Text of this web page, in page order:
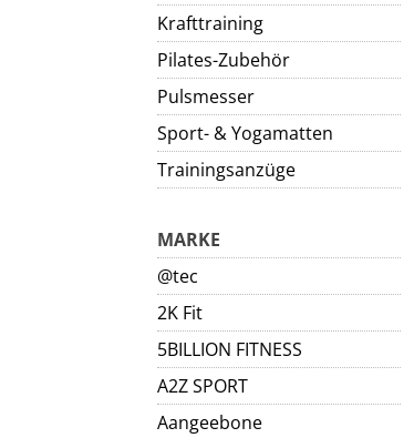
Krafttraining
Pilates-Zubehör
Pulsmesser
Sport- & Yogamatten
Trainingsanzüge
MARKE
@tec
2K Fit
5BILLION FITNESS
A2Z SPORT
Aangeebone